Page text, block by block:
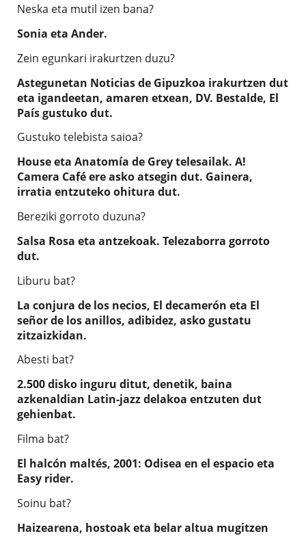
Neska eta mutil izen bana?
Sonia eta Ander.
Zein egunkari irakurtzen duzu?
Astegunetan Noticias de Gipuzkoa irakurtzen dut
eta igandeetan, amaren etxean, DV. Bestalde, El
País gustuko dut.
Gustuko telebista saioa?
House eta Anatomía de Grey telesailak. A!
Camera Café ere asko atsegin dut. Gainera,
irratia entzuteko ohitura dut.
Bereziki gorroto duzuna?
Salsa Rosa eta antzekoak. Telezaborra gorroto
dut.
Liburu bat?
La conjura de los necios, El decamerón eta El
señor de los anillos, adibidez, asko gustatu
zitzaizkidan.
Abesti bat?
2.500 disko inguru ditut, denetik, baina
azkenaldian Latin-jazz delakoa entzuten dut
gehienbat.
Filma bat?
El halcón maltés, 2001: Odisea en el espacio eta
Easy rider.
Soinu bat?
Haizearena, hostoak eta belar altua mugitzen